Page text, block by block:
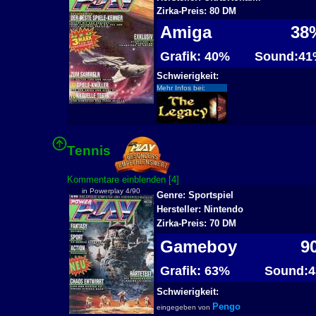
Zirka-Preis: 80 DM
Amiga
Grafik: 40%
Schwierigkeit:
Mehr Infos bei:
Tennis
Kommentare einblenden [4]
in Powerplay 4/90
Genre: Sportspiel
Hersteller: Nintendo
Zirka-Preis: 70 DM
Gameboy
Grafik: 63%
Schwierigkeit:
eingegeben von Pengo